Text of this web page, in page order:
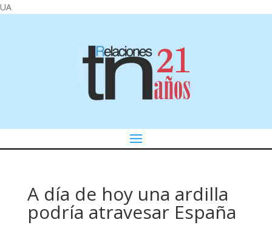
UA
A día de hoy una ardilla
podría atravesar España